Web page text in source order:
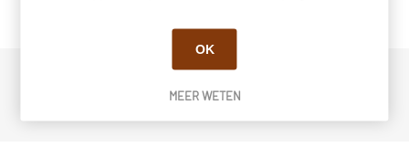
VRAGEN OVER DIT PRODUCT?
Hangslot 30mm, Klasse 3
OK
MEER WETEN